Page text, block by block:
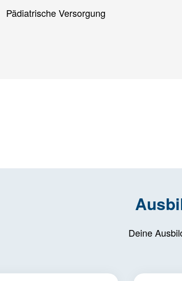
Pädiatrische Versorgung
Deine